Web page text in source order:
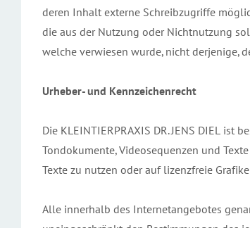
deren Inhalt externe Schreibzugriffe
die aus der Nutzung oder Nichtnutzung
welche verwiesen wurde, nicht derjenige,
Urheber- und Kennzeichenrecht
Die KLEINTIERPRAXIS DR. JENS DIEL
Tondokumente, Videosequenzen und
Texte zu nutzen oder auf lizenzfreie
Alle innerhalb des Internetangebotes